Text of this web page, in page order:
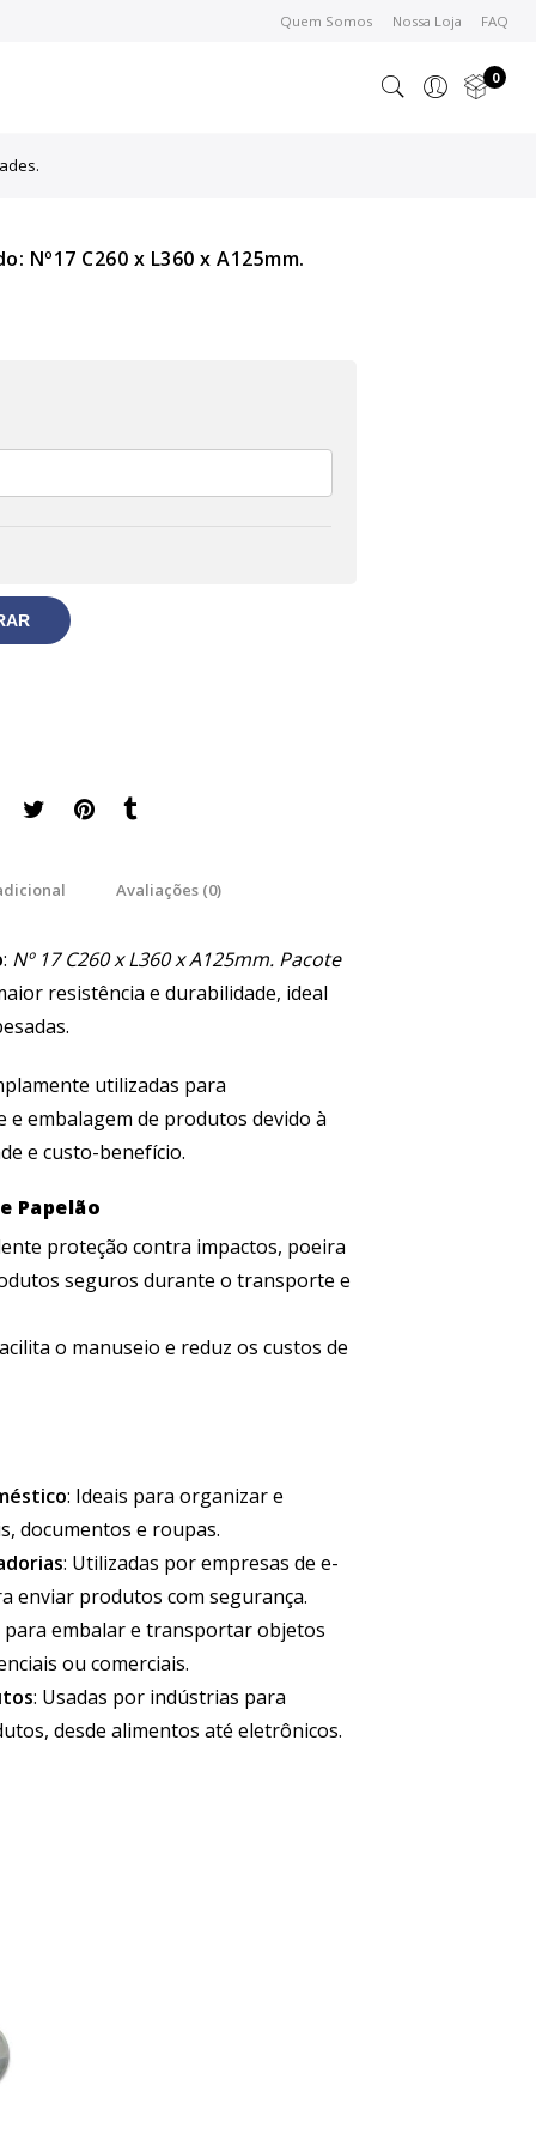
Quem Somos Nossa Loja FAQ
0
Nº17 C260 x L360 x A125mm.
Avaliações (0)
: Nº 17 C260 x L360 x A125mm. Pacote
resistência e durabilidade, ideal
utilizadas para
embalagem de produtos devido à
e custo-benefício.
Papelão
proteção contra impactos, poeira
seguros durante o transporte e
o manuseio e reduz os custos de
: Ideais para organizar e
documentos e roupas.
: Utilizadas por empresas de e-
enviar produtos com segurança.
para embalar e transportar objetos
ou comerciais.
: Usadas por indústrias para
desde alimentos até eletrônicos.